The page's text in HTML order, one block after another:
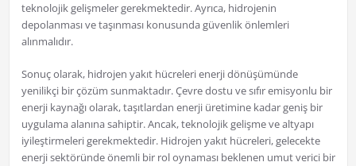
teknolojik gelişmeler gerekmektedir. Ayrıca, hidrojenin
depolanması ve taşınması konusunda güvenlik önlemleri
alınmalıdır.
Sonuç olarak, hidrojen yakıt hücreleri enerji dönüşümünde
yenilikçi bir çözüm sunmaktadır. Çevre dostu ve sıfır emisyonlu bir
enerji kaynağı olarak, taşıtlardan enerji üretimine kadar geniş bir
uygulama alanına sahiptir. Ancak, teknolojik gelişme ve altyapı
iyileştirmeleri gerekmektedir. Hidrojen yakıt hücreleri, gelecekte
enerji sektöründe önemli bir rol oynaması beklenen umut verici bir